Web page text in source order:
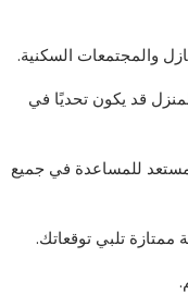
والمجتمعات السكنية.
قد يكون تحديًا في
مستعد للمساعدة في جميع
تلبي توقعاتك.